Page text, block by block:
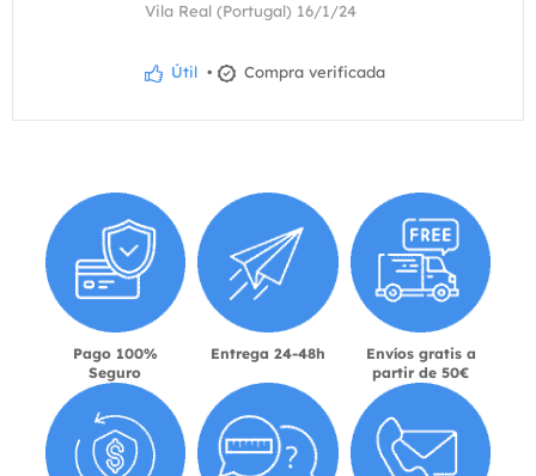
Vila Real (Portugal) 16/1/24
Útil • Compra verificada
Pago 100%
Seguro
Entrega 24-48h
Envíos gratis a
partir de 50€